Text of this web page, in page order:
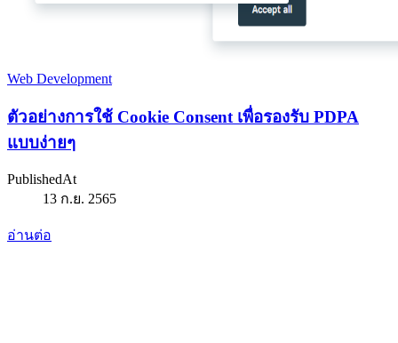
Web Development
ตัวอย่างการใช้ Cookie Consent เพื่อรองรับ PDPA
แบบง่ายๆ
PublishedAt
13 ก.ย. 2565
อ่านต่อ